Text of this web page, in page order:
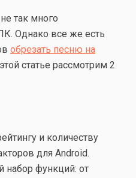
так много
Однако все же есть
обрезать песню на
статье рассмотрим 2
и количеству
для Android.
набор функций: от